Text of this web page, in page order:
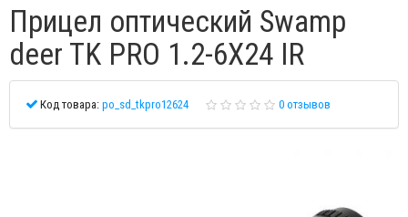
Прицел оптический Swamp
deer TK PRO 1.2-6X24 IR
Код товара: po_sd_tkpro12624 0 отзывов